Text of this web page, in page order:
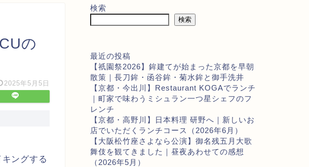
の
2025年5月5日
ングする
検索
検索
最近の投稿
【祇園祭2026】鉾建てが始まった京都を早朝
散策｜長刀鉾・函谷鉾・菊水鉾と御手洗井
【京都・今出川】Restaurant KOGAでランチ
｜町家で味わうミシュラン一つ星シェフのフ
レンチ
【京都・高野川】日本料理 研野へ｜新しいお
店でいただくランチコース（2026年6月）
【大阪松竹座さよなら公演】御名残五月大歌
舞伎を観てきました｜昼夜あわせての感想
（2026年5月）